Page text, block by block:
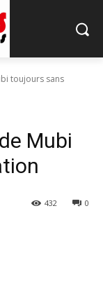
toujours sans
Mubi
0
432